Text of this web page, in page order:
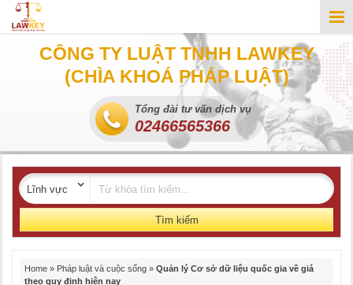
CÔNG TY LUẬT TNHH LAWKEY
(CHÌA KHOÁ PHÁP LUẬT)
Tổng đài tư vấn dịch vụ
02466565366
Tìm kiếm
Home » Pháp luật và cuộc sống » Quản lý Cơ sở dữ liệu quốc gia về giá
theo quy định hiện nay